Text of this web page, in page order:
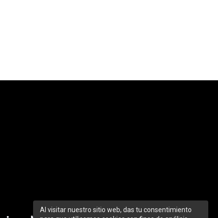
Al visitar nuestro sitio web, das tu consentimiento